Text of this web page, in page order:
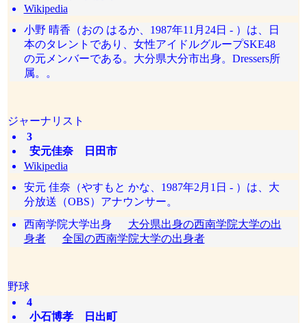
Wikipedia
小野 晴香（おの はるか、1987年11月24日 - ）は、日
本のタレントであり、女性アイドルグループSKE48
の元メンバーである。大分県大分市出身。Dressers所
属。。
ジャーナリスト
3
安元佳奈 日田市
Wikipedia
安元 佳奈（やすもと かな、1987年2月1日 - ）は、大
分放送（OBS）アナウンサー。
西南学院大学出身 大分県出身の西南学院大学の出
身者
全国の西南学院大学の出身者
野球
4
小石博孝 日出町